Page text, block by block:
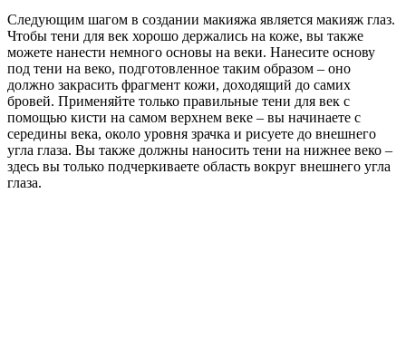
Следующим шагом в создании макияжа является макияж глаз.
Чтобы тени для век хорошо держались на коже, вы также
можете нанести немного основы на веки. Нанесите основу
под тени на веко, подготовленное таким образом – оно
должно закрасить фрагмент кожи, доходящий до самих
бровей. Применяйте только правильные тени для век с
помощью кисти на самом верхнем веке – вы начинаете с
середины века, около уровня зрачка и рисуете до внешнего
угла глаза. Вы также должны наносить тени на нижнее веко –
здесь вы только подчеркиваете область вокруг внешнего угла
глаза.